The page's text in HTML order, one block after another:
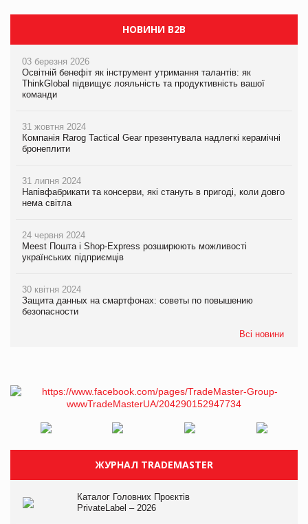
НОВИНИ B2B
03 березня 2026
Освітній бенефіт як інструмент утримання талантів: як
ThinkGlobal підвищує лояльність та продуктивність вашої
команди
31 жовтня 2024
Компанія Rarog Tactical Gear презентувала надлегкі керамічні
бронеплити
31 липня 2024
Напівфабрикати та консерви, які стануть в пригоді, коли довго
нема світла
24 червня 2024
Meest Пошта і Shop-Express розширюють можливості
українських підприємців
30 квітня 2024
Защита данных на смартфонах: советы по повышению
безопасности
Всі новини
ЖУРНАЛ TRADEMASTER
Каталог Головних Проєктів
PrivateLabel – 2026